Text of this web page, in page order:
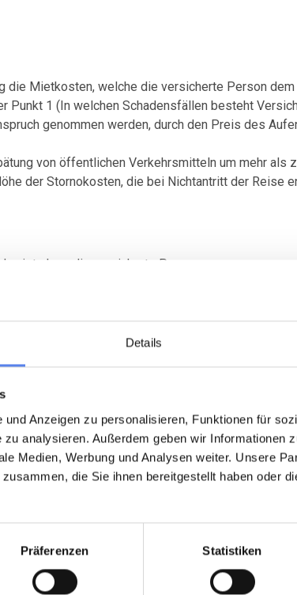
Details
Anzeigen zu personalisieren, Funktionen für
analysieren. Außerdem geben wir Informationen
Medien, Werbung und Analysen weiter. Unsere
die Sie ihnen bereitgestellt haben oder
Präferenzen Statistiken
die Mietkosten, welche die versicherte Person
Punkt 1 (In welchen Schadensfällen besteht
genommen werden, durch den Preis des
von öffentlichen Verkehrsmitteln um mehr als
der Stornokosten, die bei Nichtantritt der Reise
ist, dass die versicherte Person:
storniert, um den Schaden möglichst gering zu
einreicht
Arztes besorgt (bezahlt von der
Codan tätigen Arzt alle relevanten Arztberichte,
die versicherte Person an dem Aufenthaltsort
einreicht
gebuchten Aufenthalt durch das Arbeitsamt sowie
sendet.
(Das Attest ist von der versicherten Person
Transport in Verbindung mit verspätetem
Gründe der Versicherung deckt die von der
Erfolgt der Abbruch nach 12.00 Uhr wird der